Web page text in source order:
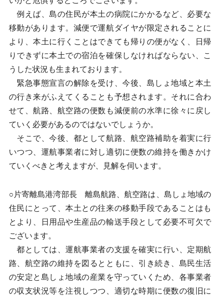
例えば、島の住民が本土の病院にかかるなど、必要な
移動があります。減便で運航ダイヤが限定されることに
より、本土に行くことはできても帰りの便がなく、日帰
りできずに本土での宿泊を確保しなければならない、こ
うした状況も生まれております。
緊急事態宣言の解除を受け、今後、島しょ地域と本土
の行き来がふえてくることも予想されます。それに合わ
せて、航路、航空路の便数も減便前の水準に徐々に戻し
ていく必要があるのではないでしょうか。
そこで、今後、都として航路、航空路補助を着実に行
いつつ、運航事業者に対し適切に便数の維持を働きかけ
ていくべきと考えますが、見解を伺います。
○片寄離島港湾部長 離島航路、航空路は、島しょ地域の
住民にとって、本土との往来の移動手段であることはも
とより、日用品や生産品の輸送手段として必要不可欠で
ございます。
都としては、運航事業者の支援を確実に行い、定期航
路、航空路の維持を図るとともに、引き続き、島民生活
の安定と島しょ地域の産業を守っていくため、各事業者
の収支状況等を注視しつつ、適切な時期に便数の復旧に